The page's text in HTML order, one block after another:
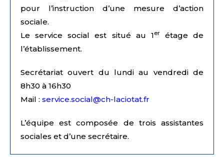
pour l’instruction d’une mesure d’action
sociale.
Le service social est situé au 1erétage de
l’établissement.
Secrétariat ouvert du lundi au vendredi de
8h30 à 16h30
Mail : service.social@ch-laciotat.fr
L’équipe est composée de trois assistantes
sociales et d’une secrétaire.